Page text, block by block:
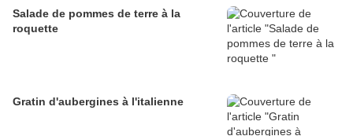
Salade de pommes de terre à la
roquette
Gratin d'aubergines à l'italienne